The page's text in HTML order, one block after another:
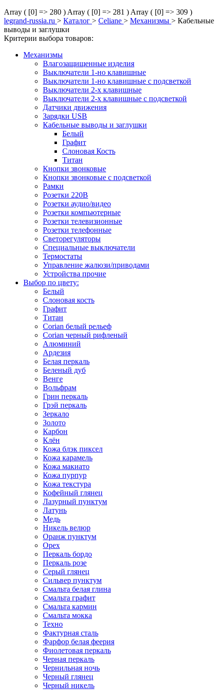
Array ( [0] => 280 ) Array ( [0] => 281 ) Array ( [0] => 309 )
legrand-russia.ru > Каталог > Celiane > Механизмы > Кабельные
выводы и заглушки
Критерии выбора товаров:
Механизмы
Влагозащищенные изделия
Выключатели 1-но клавишные
Выключатели 1-но клавишные с подсветкой
Выключатели 2-х клавишные
Выключатели 2-х клавишные с подсветкой
Датчики движения
Зарядки USB
Кабельные выводы и заглушки
Белый
Графит
Слоновая Кость
Титан
Кнопки звонковые
Кнопки звонковые с подсветкой
Рамки
Розетки 220В
Розетки аудио/видео
Розетки компьютерные
Розетки телевизионные
Розетки телефонные
Светорегуляторы
Специальные выключатели
Термостаты
Управление жалюзи/приводами
Устройства прочие
Выбор по цвету:
Белый
Слоновая кость
Графит
Титан
Corian белый рельеф
Corian черный рифленый
Алюминий
Ардезия
Белая перкаль
Беленый дуб
Венге
Вольфрам
Грин перкаль
Грэй перкаль
Зеркало
Золото
Карбон
Клён
Кожа блэк пиксел
Кожа карамель
Кожа макиато
Кожа пурпур
Кожа текстура
Кофейный глянец
Лазурный пунктум
Латунь
Медь
Никель велюр
Оранж пунктум
Орех
Перкаль бордо
Перкаль розе
Серый глянец
Сильвер пунктум
Смальта белая глина
Смальта графит
Смальта кармин
Смальта мокка
Техно
Фактурная сталь
Фарфор белая феерия
Фиолетовая перкаль
Черная перкаль
Чернильная ночь
Черный глянец
Черный никель